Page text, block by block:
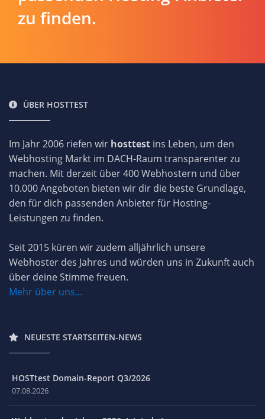
zu finden.
ÜBER HOSTTEST
Im Jahr 2006 riefen wir hosttest ins Leben, um den
Webhosting Markt im DACH-Raum transparenter zu
machen. Mit derzeit über 400 Webhostern und über
10.000 Angeboten bieten wir dir die beste Grundlage,
den für dich passenden Anbieter für Hosting-
Leistungen zu finden.
Seit 2015 küren wir zudem alljährlich unsere
Webhoster des Jahres und würden uns in Zukunft auch
über deine Stimme freuen.
Mehr über uns...
NEUESTE STARTSEITEN-NEWS
HOSTtest Domain-Report Q3/2026
07.08.2026